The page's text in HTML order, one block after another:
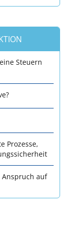
Steuern
Prozesse,
Anspruch auf